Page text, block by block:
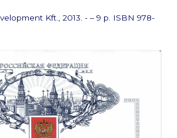
Kft., 2013. - – 9 p. ISBN 978-